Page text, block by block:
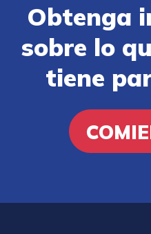
Obtenga
sobre lo
tiene